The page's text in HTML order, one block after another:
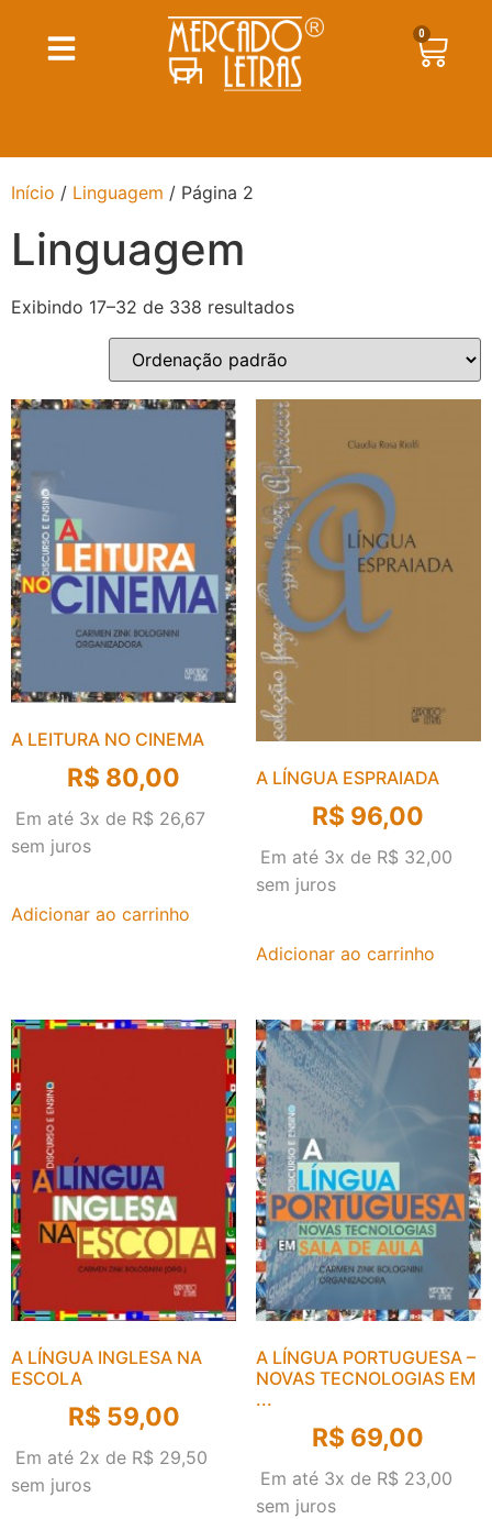
0
Início / Linguagem / Página 2
Linguagem
Exibindo 17–32 de 338 resultados
A LEITURA NO CINEMA
R$ 80,00
Em até 3x de R$ 26,67
sem juros
Adicionar ao carrinho
A LÍNGUA ESPRAIADA
R$ 96,00
Em até 3x de R$ 32,00
sem juros
Adicionar ao carrinho
A LÍNGUA INGLESA NA
ESCOLA
R$ 59,00
Em até 2x de R$ 29,50
sem juros
A LÍNGUA PORTUGUESA –
NOVAS TECNOLOGIAS EM
...
R$ 69,00
Em até 3x de R$ 23,00
sem juros